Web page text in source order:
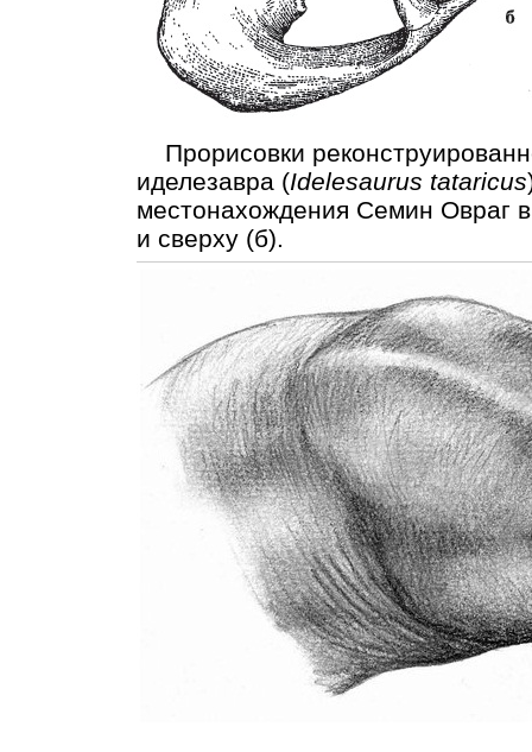
Прорисовки
иделезавра (Idelesaurus tataricus
местонахождения Семин Овраг
и сверху (б).